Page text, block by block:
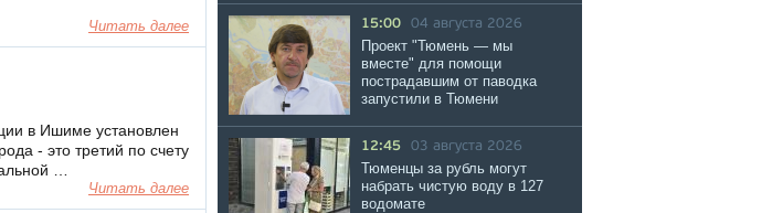
Читать далее
в Ишиме установлен
- это третий по счету
…
Читать далее
15:00 04 августа 2026
Проект "Тюмень — мы
вместе" для помощи
пострадавшим от паводка
запустили в Тюмени
12:45 03 августа 2026
Тюменцы за рубль могут
набрать чистую воду в 127
водомате